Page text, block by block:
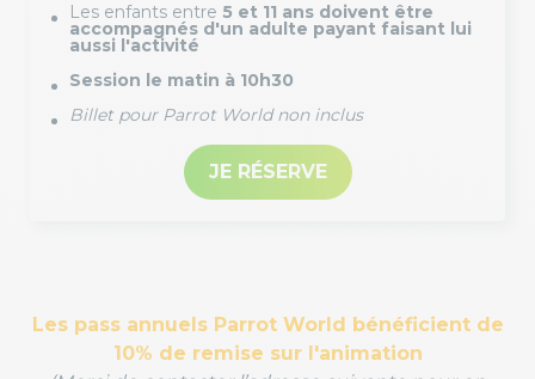
Les enfants entre 5 et 11 ans doivent être
accompagnés d'un adulte payant faisant lui
aussi l'activité
Session le matin à 10h30
Billet pour Parrot World non inclus
JE RÉSERVE
Les pass annuels Parrot World bénéficient de
10% de remise sur l'animation